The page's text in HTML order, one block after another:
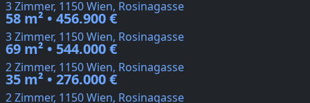
3 Zimmer, 1150 Wien, Rosinagasse
58 m² • 456.900 €
3 Zimmer, 1150 Wien, Rosinagasse
69 m² • 544.000 €
2 Zimmer, 1150 Wien, Rosinagasse
35 m² • 276.000 €
2 Zimmer, 1150 Wien, Rosinagasse